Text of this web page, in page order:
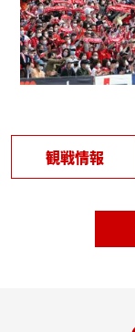
観戦情報